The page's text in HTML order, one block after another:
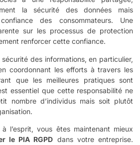
la sécurité des données mais
des consommateurs. Une
sur les processus de protection
renforcer cette confiance.
des informations, en particulier,
coordonnant les efforts à travers les
que les meilleures pratiques sont
essentiel que cette responsabilité ne
nombre d’individus mais soit plutôt
l’esprit, vous êtes maintenant mieux
le PIA RGPD dans votre entreprise.